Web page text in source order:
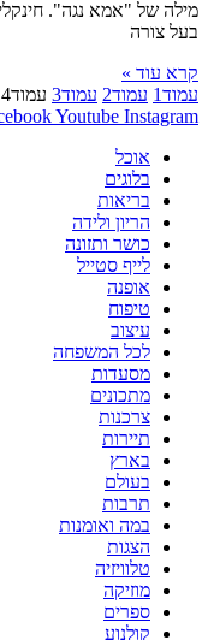
מילה של "אמא נגה".
בעל צורה
קרא עוד »
עמוד1 עמוד2 עמוד3 עמוד4
Youtube Instagram
אוכל
בלוגים
בריאות
הריון ולידה
כושר ותזונה
לייף סטייל
אופנה
טיפוח
עיצוב
לכל המשפחה
מסעדות
מתכונים
צרכנות
תיירות
בארץ
בעולם
תרבות
במה ואומנות
הצגות
טלוויזיה
מוזיקה
ספרים
קולנוע